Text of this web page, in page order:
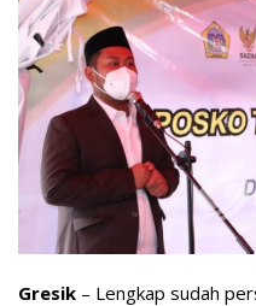
Gresik – Lengkap sudah